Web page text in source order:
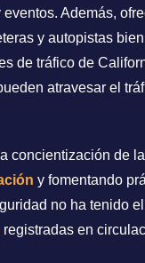
Además,
y autopistas
de tráfico de
atravesar el
concientización de
y fomentando
no ha tenido
registradas en